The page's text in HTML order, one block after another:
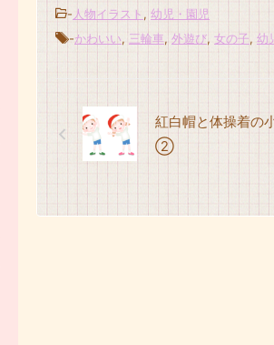
- 人物イラスト , 幼児・園児
-かわいい, 三輪車, 外遊び, 女の子, 幼
紅白帽と体操着の
②